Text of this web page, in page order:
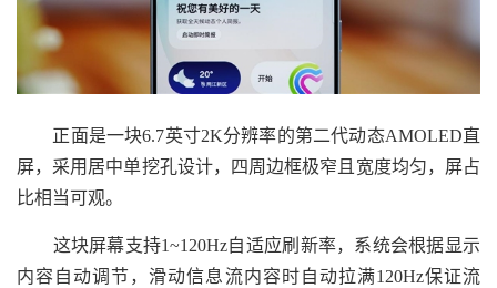
正面是一块6.7英寸2K分辨率的第二代动态AMOLED直
屏，采用居中单挖孔设计，四周边框极窄且宽度均匀，屏占
比相当可观。
这块屏幕支持1~120Hz自适应刷新率，系统会根据显示
内容自动调节，滑动信息流内容时自动拉满120Hz保证流